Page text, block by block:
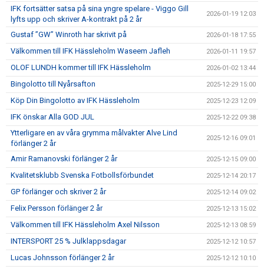
IFK fortsätter satsa på sina yngre spelare - Viggo Gill
lyfts upp och skriver A-kontrakt på 2 år
2026-01-19 12:03
Gustaf ”GW” Winroth har skrivit på 2026-01-18 17:55
Välkommen till IFK Hässleholm Waseem Jafleh 2026-01-11 19:57
OLOF LUNDH kommer till IFK Hässleholm 2026-01-02 13:44
Bingolotto till Nyårsafton 2025-12-29 15:00
Köp Din Bingolotto av IFK Hässleholm 2025-12-23 12:09
IFK önskar Alla GOD JUL 2025-12-22 09:38
Ytterligare en av våra grymma målvakter Alve Lind
förlänger 2 år
2025-12-16 09:01
Amir Ramanovski förlänger 2 år 2025-12-15 09:00
Kvalitetsklubb Svenska Fotbollsförbundet 2025-12-14 20:17
GP förlänger och skriver 2 år 2025-12-14 09:02
Felix Persson förlänger 2 år 2025-12-13 15:02
Välkommen till IFK Hässleholm Axel Nilsson 2025-12-13 08:59
INTERSPORT 25 % Julklappsdagar 2025-12-12 10:57
Lucas Johnsson förlänger 2 år 2025-12-12 10:10